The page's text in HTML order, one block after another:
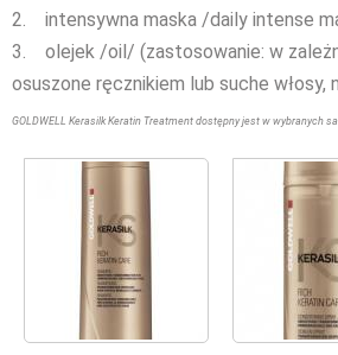
2. intensywna maska /daily intense
3. olejek /oil/ (zastosowanie: w
osuszone ręcznikiem lub suche włosy,
GOLDWELL Kerasilk Keratin Treatment dostępny jest w wybranych